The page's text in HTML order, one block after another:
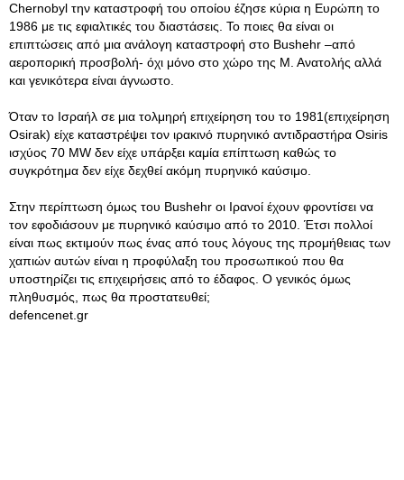
Chernobyl την καταστροφή του οποίου έζησε κύρια η Ευρώπη το
1986 με τις εφιαλτικές του διαστάσεις. Το ποιες θα είναι οι
επιπτώσεις από μια ανάλογη καταστροφή στο Bushehr –από
αεροπορική προσβολή- όχι μόνο στο χώρο της Μ. Ανατολής αλλά
και γενικότερα είναι άγνωστο.
Όταν το Ισραήλ σε μια τολμηρή επιχείρηση του το 1981(επιχείρηση
Osirak) είχε καταστρέψει τον ιρακινό πυρηνικό αντιδραστήρα Osiris
ισχύος 70 MW δεν είχε υπάρξει καμία επίπτωση καθώς το
συγκρότημα δεν είχε δεχθεί ακόμη πυρηνικό καύσιμο.
Στην περίπτωση όμως του Bushehr οι Ιρανοί έχουν φροντίσει να
τον εφοδιάσουν με πυρηνικό καύσιμο από το 2010. Έτσι πολλοί
είναι πως εκτιμούν πως ένας από τους λόγους της προμήθειας των
χαπιών αυτών είναι η προφύλαξη του προσωπικού που θα
υποστηρίζει τις επιχειρήσεις από το έδαφος. Ο γενικός όμως
πληθυσμός, πως θα προστατευθεί;
defencenet.gr